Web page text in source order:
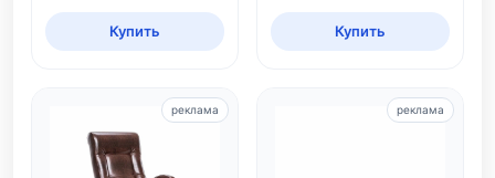
Купить Купить
реклама реклама